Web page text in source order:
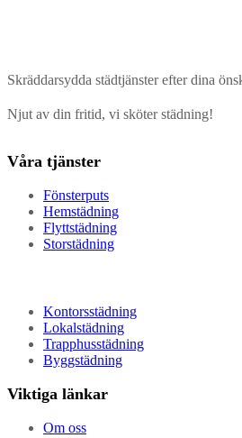
Skräddarsydda städtjänster efter dina
Njut av din fritid, vi sköter städning!
Våra tjänster
Fönsterputs
Hemstädning
Flyttstädning
Storstädning
Kontorsstädning
Lokalstädning
Trapphusstädning
Byggstädning
Viktiga länkar
Om oss